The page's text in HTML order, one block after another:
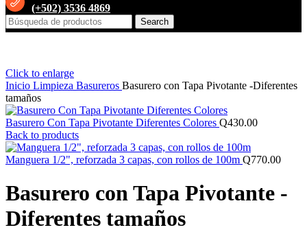
(+502) 3536 4869
Search
Click to enlarge
Inicio Limpieza Basureros Basurero con Tapa Pivotante -Diferentes
tamaños
Basurero Con Tapa Pivotante Diferentes Colores Q430.00
Back to products
Manguera 1/2", reforzada 3 capas, con rollos de 100m Q770.00
Basurero con Tapa Pivotante -
Diferentes tamaños